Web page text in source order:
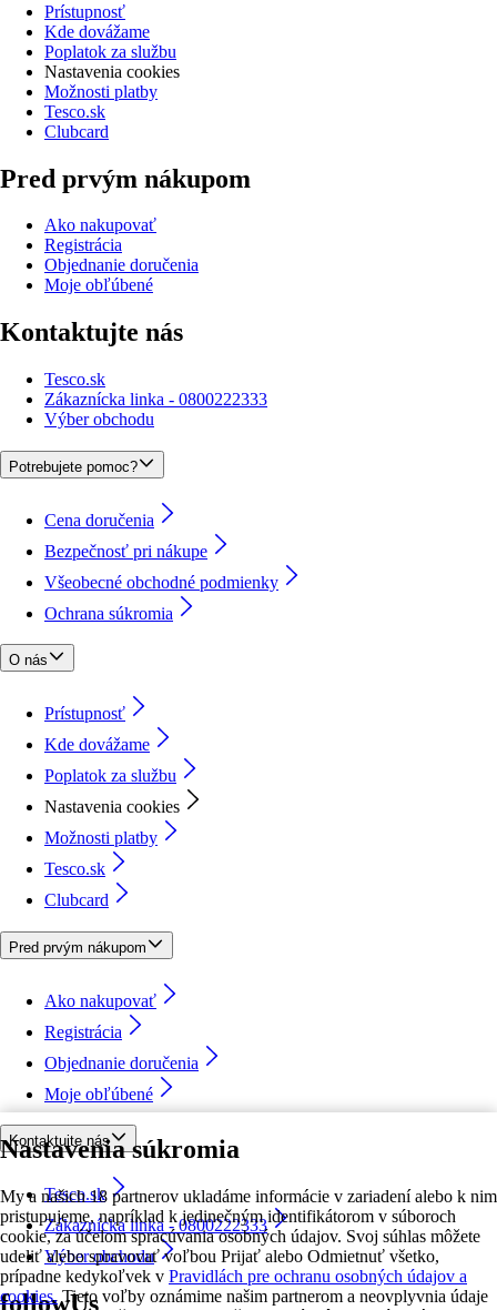
Nastavenia súkromia
My a našich 18 partnerov ukladáme informácie v zariadení alebo k nim
pristupujeme, napríklad k jedinečným identifikátorom v súboroch
cookie, za účelom spracúvania osobných údajov. Svoj súhlas môžete
udeliť alebo spravovať voľbou Prijať alebo Odmietnuť všetko,
prípadne kedykoľvek v Pravidlách pre ochranu osobných údajov a
cookies. Tieto voľby oznámime našim partnerom a neovplyvnia údaje
Prístupnosť
Kde dovážame
Poplatok za službu
Nastavenia cookies
Možnosti platby
Tesco.sk
Clubcard
Pred prvým nákupom
Ako nakupovať
Registrácia
Objednanie doručenia
Moje obľúbené
Kontaktujte nás
Tesco.sk
Zákaznícka linka - 0800222333
Výber obchodu
Potrebujete pomoc?
Cena doručenia
Bezpečnosť pri nákupe
Všeobecné obchodné podmienky
Ochrana súkromia
O nás
Prístupnosť
Kde dovážame
Poplatok za službu
Nastavenia cookies
Možnosti platby
Tesco.sk
Clubcard
Pred prvým nákupom
Ako nakupovať
Registrácia
Objednanie doručenia
Moje obľúbené
Kontaktujte nás
Tesco.sk
Zákaznícka linka - 0800222333
Výber obchodu
followUs